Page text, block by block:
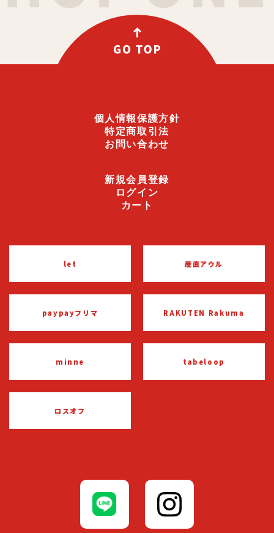
個人情報保護方針
特定商取引法
お問い合わせ
新規会員登録
ログイン
カート
let 産直アウル
paypayフリマ RAKUTEN Rakuma
minne tabeloop
ロスオフ